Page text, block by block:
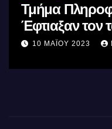
Τμήμα
Έφτιαξαν τον
επεξεργαστή
10 ΜΑΪ́ΟΥ 2023